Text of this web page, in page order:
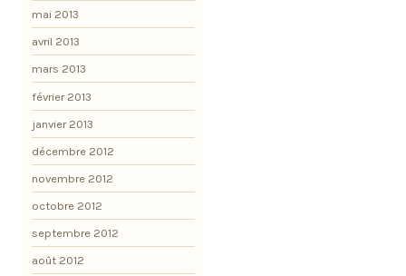
mai 2013
avril 2013
mars 2013
février 2013
janvier 2013
décembre 2012
novembre 2012
octobre 2012
septembre 2012
août 2012